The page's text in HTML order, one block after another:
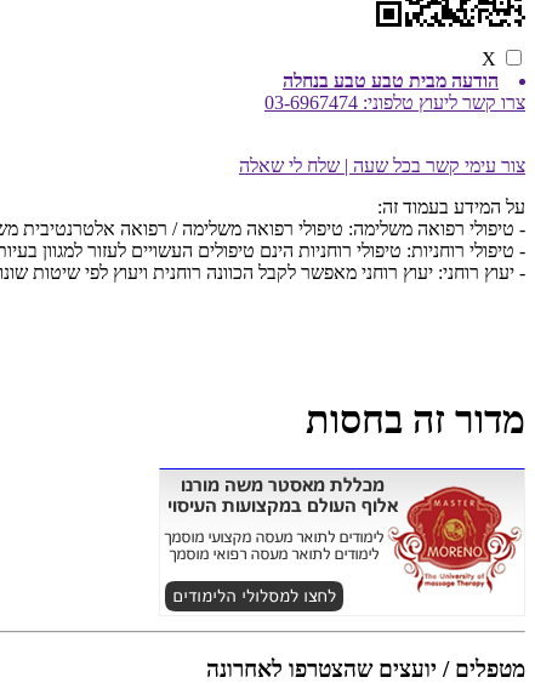
X
הודעה מבית טבע טבע בנחלה
צרו קשר ליעוץ טלפוני: 03-6967474
צור עימי קשר בכל שעה | שלח לי שאלה
על המידע בעמוד זה:
- טיפולי רפואה משלימה: טיפולי רפואה משלימה / רפואה אלטרנטיבית
- טיפולי רוחניות: טיפולי רוחניות הינם טיפולים העשויים לעזור למגוון
- יעוץ רוחני: יעוץ רוחני מאפשר לקבל הכוונה רוחנית ויעוץ לפי שיטות
מדור זה בחסות
מטפלים / יועצים שהצטרפו לאחרונה